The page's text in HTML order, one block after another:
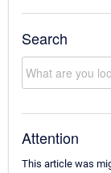
Search
Attention
This article was